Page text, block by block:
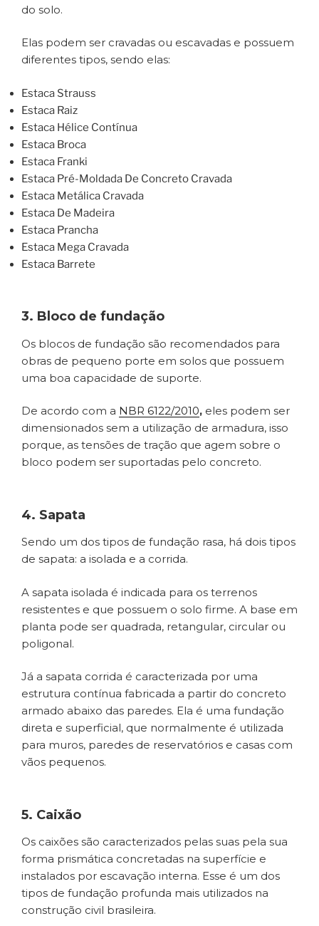
do solo.
Elas podem ser cravadas ou escavadas e possuem
diferentes tipos, sendo elas:
Estaca Strauss
Estaca Raiz
Estaca Hélice Contínua
Estaca Broca
Estaca Franki
Estaca Pré-Moldada De Concreto Cravada
Estaca Metálica Cravada
Estaca De Madeira
Estaca Prancha
Estaca Mega Cravada
Estaca Barrete
3. Bloco de fundação
Os blocos de fundação são recomendados para
obras de pequeno porte em solos que possuem
uma boa capacidade de suporte.
De acordo com a NBR 6122/2010, eles podem ser
dimensionados sem a utilização de armadura, isso
porque, as tensões de tração que agem sobre o
bloco podem ser suportadas pelo concreto.
4. Sapata
Sendo um dos tipos de fundação rasa, há dois tipos
de sapata: a isolada e a corrida.
A sapata isolada é indicada para os terrenos
resistentes e que possuem o solo firme. A base em
planta pode ser quadrada, retangular, circular ou
poligonal.
Já a sapata corrida é caracterizada por uma
estrutura contínua fabricada a partir do concreto
armado abaixo das paredes. Ela é uma fundação
direta e superficial, que normalmente é utilizada
para muros, paredes de reservatórios e casas com
vãos pequenos.
5. Caixão
Os caixões são caracterizados pelas suas pela sua
forma prismática concretadas na superfície e
instalados por escavação interna. Esse é um dos
tipos de fundação profunda mais utilizados na
construção civil brasileira.